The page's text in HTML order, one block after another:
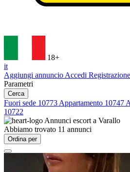
18+
it
Aggiungi annuncio Accedi Registrazione
Parametri
Cerca
Fuori sede 10773 Appartamento 10747
10722
Annunci escort a Varallo
Abbiamo trovato 11 annunci
Ordina per